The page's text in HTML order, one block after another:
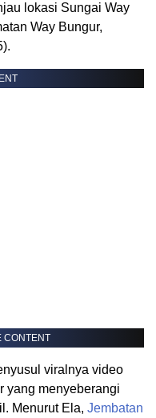
lokasi Sungai Way
Way Bungur,
CONTENT
viralnya video
yang menyeberangi
Menurut Ela, Jembatan